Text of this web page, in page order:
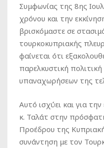
Συμφωνίας της 8ης
χρόνου και την
βρισκόμαστε σε
τουρκοκυπριακής
φαίνεται ότι
παρελκυστική
υπαναχωρήσεων της
Αυτό ισχύει και για
κ. Ταλάτ στην
Προέδρου της
συνάντηση με τον